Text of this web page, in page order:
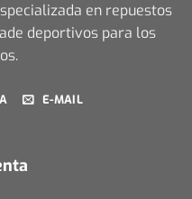
en repuestos
deportivos para los
E-MAIL